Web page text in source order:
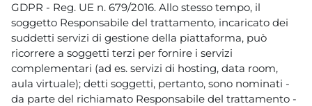
GDPR - Reg. UE n. 679/2016. Allo stesso tempo, il
soggetto Responsabile del trattamento, incaricato dei
suddetti servizi di gestione della piattaforma, può
ricorrere a soggetti terzi per fornire i servizi
complementari (ad es. servizi di hosting, data room,
aula virtuale); detti soggetti, pertanto, sono nominati -
da parte del richiamato Responsabile del trattamento -